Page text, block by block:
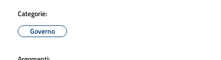
Categorie:
Governo